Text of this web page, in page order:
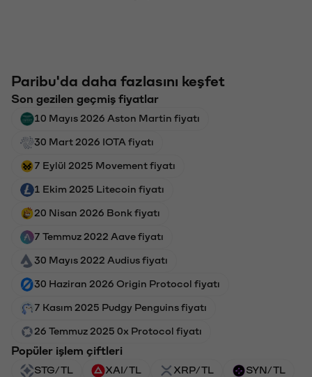
Paribu'da daha fazlasını keşfet
Son gezilen geçmiş fiyatlar
10 Mayıs 2026 Aston Martin fiyatı
30 Mart 2026 IOTA fiyatı
7 Eylül 2025 Movement fiyatı
1 Ekim 2025 Litecoin fiyatı
20 Nisan 2026 Bonk fiyatı
7 Temmuz 2022 Aave fiyatı
30 Mayıs 2022 Audius fiyatı
30 Haziran 2026 Origin Protocol fiyatı
7 Kasım 2025 Pudgy Penguins fiyatı
26 Temmuz 2025 0x Protocol fiyatı
Popüler işlem çiftleri
STG/TL XAI/TL XRP/TL SYN/TL